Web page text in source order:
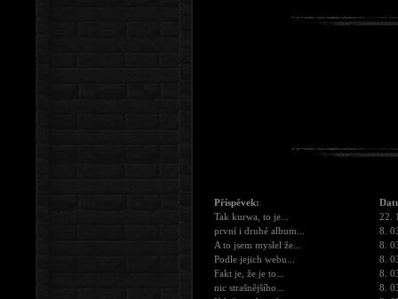
Příspěvek:
Tak kurwa, to je...
22.
první i druhé album...
8.
A to jsem myslel že...
8.
Podle jejich webu...
8.
Fakt je, že je to...
8.
nic strašnějšího...
8.